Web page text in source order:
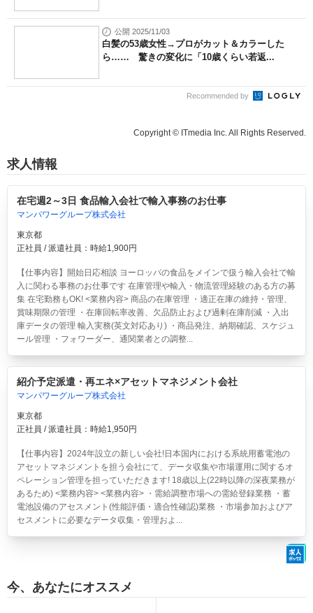
公開 2025/11/03
白髪の53歳女性→プロがカット＆カラーした
ら…… 驚きの変化に「10歳くらい若返...
Recommended by
Copyright © ITmedia Inc. All Rights Reserved.
求人情報
在宅週2～3日 食品輸入会社で輸入事務のお仕事
マンパワーグループ株式会社
東京都
正社員 / 派遣社員：時給1,900円
【仕事内容】開始日応相談 ヨーロッパの食品をメインで扱う輸入会社で輸
入に関わる事務のお仕事です 在庫管理や輸入・物流管理経験のある方の募
集 在宅勤務もOK! <業務内容> 商品の在庫管理 ・適正在庫の維持・管理、
賞味期限の管理 ・在庫回転率改善、欠品防止および過剰在庫削減 ・入出
庫データの管理 輸入実務(英文対応あり) ・商品発注、納期確認、スケジュ
ール管理 ・フォワーダー、通関業者との調整...
紹介予定派遣・再エネ×アセットマネジメント会社
マンパワーグループ株式会社
東京都
正社員 / 派遣社員：時給1,950円
【仕事内容】2024年設立の新しい会社!日本国内における系統用蓄電池の
アセットマネジメントを担う会社にて、データ収集や市場運用に関するオ
ペレーション管理を担っていただきます! 18歳以上(22時以降の深夜業務が
あるため) <業務内容> <業務内容> ・需給調整市場への需給登録業務 ・蓄
電池設備のアセスメント(性能評価・適合性確認)業務 ・市場参加およびア
セスメントに必要なデータ収集・管理およ...
今、あなたにオススメ